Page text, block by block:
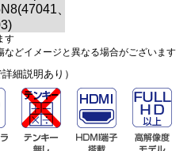
す
どイメージと異なる場合がございます
細説明あり）